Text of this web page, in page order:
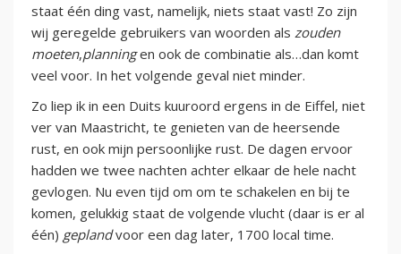
staat één ding vast, namelijk, niets staat vast! Zo zijn
wij geregelde gebruikers van woorden als zouden
moeten,planningen ook de combinatie als…dan komt
veel voor. In het volgende geval niet minder.
Zo liep ik in een Duits kuuroord ergens in de Eiffel, niet
ver van Maastricht, te genieten van de heersende
rust, en ook mijn persoonlijke rust. De dagen ervoor
hadden we twee nachten achter elkaar de hele nacht
gevlogen. Nu even tijd om om te schakelen en bij te
komen, gelukkig staat de volgende vlucht (daar is er al
één) geplandvoor een dag later, 1700 local time.